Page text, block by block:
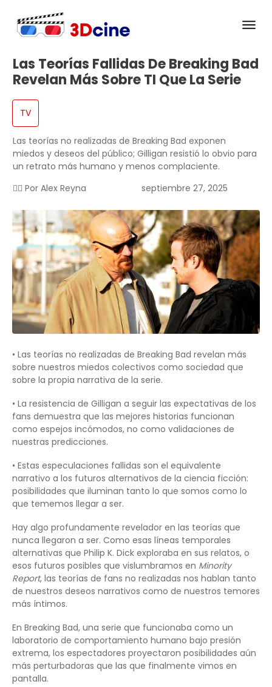
Las Teorías Fallidas De Breaking Bad
Revelan Más Sobre TI Que La Serie
TV
Las teorías no realizadas de Breaking Bad exponen
miedos y deseos del público; Gilligan resistió lo obvio para
un retrato más humano y menos complaciente.
✍🏻 Por Alex Reyna septiembre 27, 2025
• Las teorías no realizadas de Breaking Bad revelan más
sobre nuestros miedos colectivos como sociedad que
sobre la propia narrativa de la serie.
• La resistencia de Gilligan a seguir las expectativas de los
fans demuestra que las mejores historias funcionan
como espejos incómodos, no como validaciones de
nuestras predicciones.
• Estas especulaciones fallidas son el equivalente
narrativo a los futuros alternativos de la ciencia ficción:
posibilidades que iluminan tanto lo que somos como lo
que tememos llegar a ser.
Hay algo profundamente revelador en las teorías que
nunca llegaron a ser. Como esas líneas temporales
alternativas que Philip K. Dick exploraba en sus relatos, o
esos futuros posibles que vislumbramos en Minority
Report, las teorías de fans no realizadas nos hablan tanto
de nuestros deseos narrativos como de nuestros temores
más íntimos.
En Breaking Bad, una serie que funcionaba como un
laboratorio de comportamiento humano bajo presión
extrema, los espectadores proyectaron posibilidades aún
más perturbadoras que las que finalmente vimos en
pantalla.